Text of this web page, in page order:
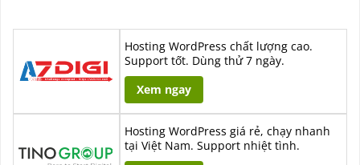
Hosting WordPress chất lượng cao.
Support tốt. Dùng thử 7 ngày.
Xem ngay
Hosting WordPress giá rẻ, chạy nhanh
tại Việt Nam. Support nhiệt tình.